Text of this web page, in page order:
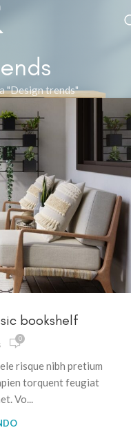
"Design trends"
bookshelf
0
risque nibh pretium
torquent feugiat
Vo...